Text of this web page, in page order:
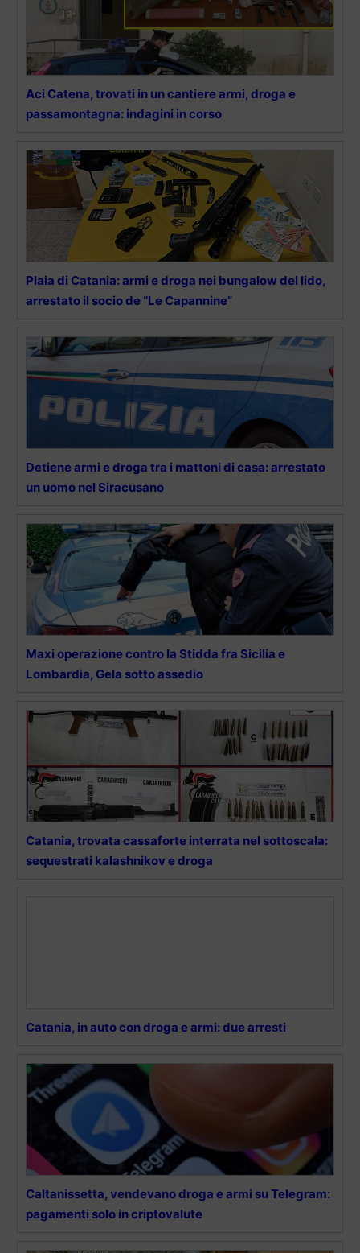
Aci Catena, trovati in un cantiere armi, droga e
passamontagna: indagini in corso
Plaia di Catania: armi e droga nei bungalow del lido,
arrestato il socio de “Le Capannine”
Detiene armi e droga tra i mattoni di casa: arrestato
un uomo nel Siracusano
Maxi operazione contro la Stidda fra Sicilia e
Lombardia, Gela sotto assedio
Catania, trovata cassaforte interrata nel sottoscala:
sequestrati kalashnikov e droga
Catania, in auto con droga e armi: due arresti
Caltanissetta, vendevano droga e armi su Telegram:
pagamenti solo in criptovalute